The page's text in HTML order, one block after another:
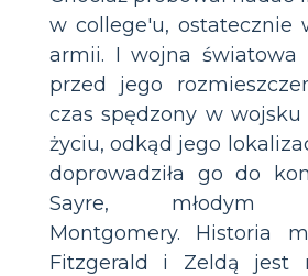
w college'u, ostatecznie
armii. I wojna światowa
przed jego
czas spędzony w wojsku
życiu, odkąd jego
doprowadziła go do
Sayre, młodym
Montgomery. Historia
Fitzgerald i Zeldą jest